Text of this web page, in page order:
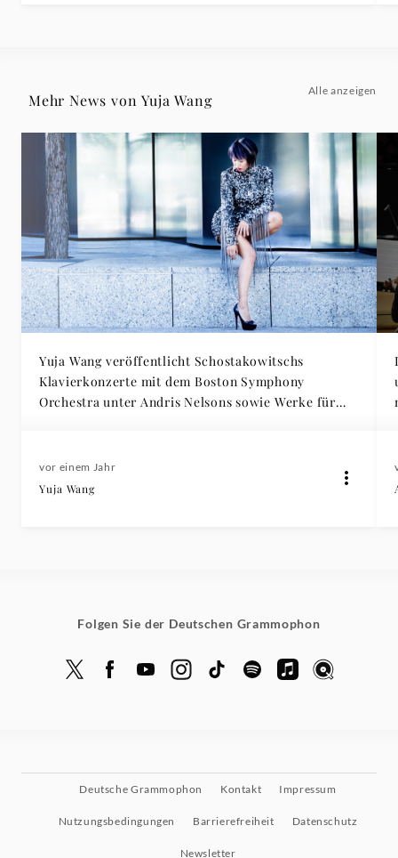
Mehr News von Yuja Wang
Alle anzeigen
Yuja Wang veröffentlicht Schostakowitschs
Klavierkonzerte mit dem Boston Symphony
Orchestra unter Andris Nelsons sowie Werke für
vor einem Jahr
Yuja Wang
Folgen Sie der Deutschen Grammophon
Deutsche Grammophon Kontakt Impressum
Nutzungsbedingungen Barrierefreiheit Datenschutz
Newsletter